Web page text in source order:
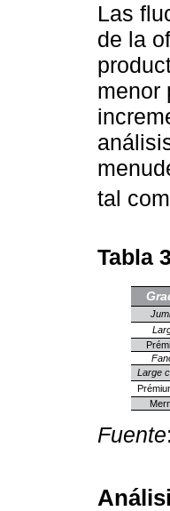
Las
de la
menor
tal
Tabla 3
Large
Fuente